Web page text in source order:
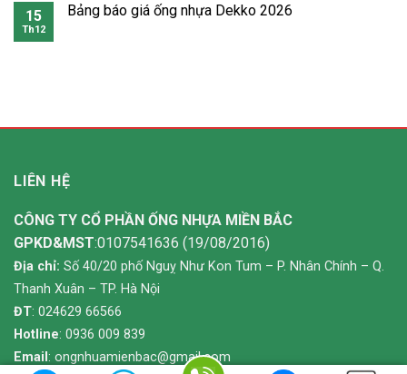
15
Th12
Bảng báo giá ống nhựa Dekko 2026
LIÊN HỆ
CÔNG TY CỔ PHẦN ỐNG NHỰA MIỀN BẮC
GPKD&MST:0107541636 (19/08/2016)
Địa chỉ: Số 40/20 phố Nguỵ Như Kon Tum – P. Nhân Chính – Q.
Thanh Xuân – TP. Hà Nội
ĐT: 024629 66566
Hotline: 0936 009 839
Email : ongnhuamienbac@gmail.com